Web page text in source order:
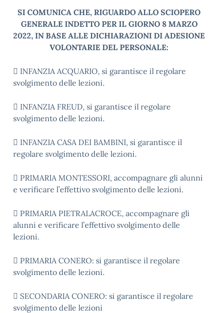
SI COMUNICA CHE, RIGUARDO ALLO SCIOPERO
GENERALE INDETTO PER IL GIORNO 8 MARZO
2022, IN BASE ALLE DICHIARAZIONI DI ADESIONE
VOLONTARIE DEL PERSONALE:
 INFANZIA ACQUARIO, si garantisce il regolare
svolgimento delle lezioni.
 INFANZIA FREUD, si garantisce il regolare
svolgimento delle lezioni.
 INFANZIA CASA DEI BAMBINI, si garantisce il
regolare svolgimento delle lezioni.
 PRIMARIA MONTESSORI, accompagnare gli alunni
e verificare l’effettivo svolgimento delle lezioni.
 PRIMARIA PIETRALACROCE, accompagnare gli
alunni e verificare l’effettivo svolgimento delle
lezioni.
 PRIMARIA CONERO: si garantisce il regolare
svolgimento delle lezioni.
 SECONDARIA CONERO: si garantisce il regolare
svolgimento delle lezioni